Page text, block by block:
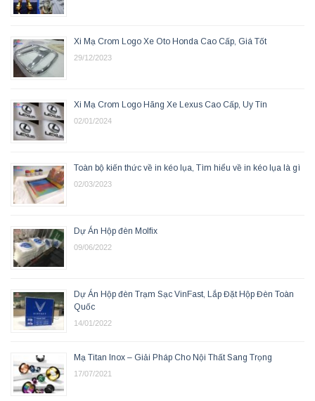
Xi Mạ Crom Logo Xe Oto Honda Cao Cấp, Giá Tốt
29/12/2023
Xi Mạ Crom Logo Hãng Xe Lexus Cao Cấp, Uy Tín
02/01/2024
Toàn bộ kiến thức về in kéo lụa, Tìm hiểu về in kéo lụa là gì
02/03/2023
Dự Án Hộp đèn Molfix
09/06/2022
Dự Án Hộp đèn Trạm Sạc VinFast, Lắp Đặt Hộp Đèn Toàn
Quốc
14/01/2022
Mạ Titan Inox – Giải Pháp Cho Nội Thất Sang Trọng
17/07/2021